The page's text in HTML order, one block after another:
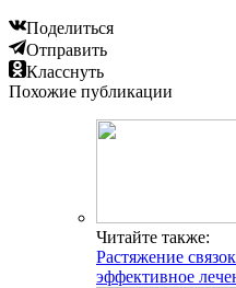
Поделиться
Отправить
Класснуть
Похожие публикации
Читайте также:
Растяжение
эффективное